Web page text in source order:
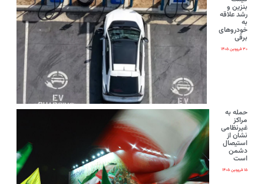
بنزین و
رشد علاقه
به
خودروهای
برقی
۳۰ فروردین ۱۴۰۵
حمله به
مراکز
غیرنظامی
نشان از
استیصال
دشمن
است
۱۵ فروردین ۱۴۰۵